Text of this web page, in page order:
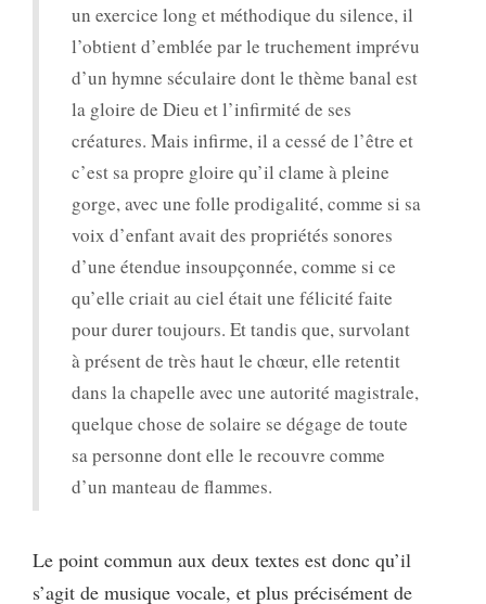
un exercice long et méthodique du silence, il
l’obtient d’emblée par le truchement imprévu
d’un hymne séculaire dont le thème banal est
la gloire de Dieu et l’infirmité de ses
créatures. Mais infirme, il a cessé de l’être et
c’est sa propre gloire qu’il clame à pleine
gorge, avec une folle prodigalité, comme si sa
voix d’enfant avait des propriétés sonores
d’une étendue insoupçonnée, comme si ce
qu’elle criait au ciel était une félicité faite
pour durer toujours. Et tandis que, survolant
à présent de très haut le chœur, elle retentit
dans la chapelle avec une autorité magistrale,
quelque chose de solaire se dégage de toute
sa personne dont elle le recouvre comme
d’un manteau de flammes.
Le point commun aux deux textes est donc qu’il
s’agit de musique vocale, et plus précisément de